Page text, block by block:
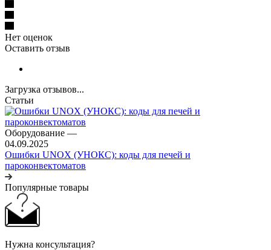
Нет оценок
Оставить отзыв
Загрузка отзывов...
Статьи
Оборудование —
04.09.2025
Ошибки UNOX (УНОКС): коды для печей и
пароконвектоматов
Популярные товары
Нужна консультация?